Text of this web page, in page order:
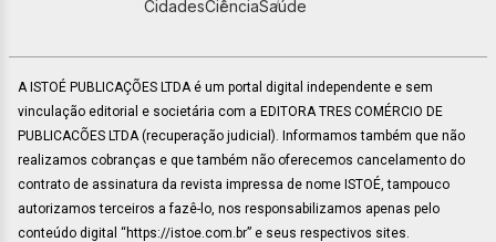
CidadesCiênciaSaúde
A ISTOÉ PUBLICAÇÕES LTDA é um portal digital independente e sem
vinculação editorial e societária com a EDITORA TRES COMÉRCIO DE
PUBLICACÕES LTDA (recuperação judicial). Informamos também que não
realizamos cobranças e que também não oferecemos cancelamento do
contrato de assinatura da revista impressa de nome ISTOÉ, tampouco
autorizamos terceiros a fazê-lo, nos responsabilizamos apenas pelo
conteúdo digital “https://istoe.com.br” e seus respectivos sites.